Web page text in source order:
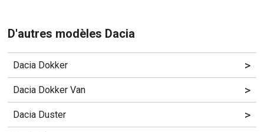
D'autres modèles Dacia
Dacia Dokker >
Dacia Dokker Van >
Dacia Duster >